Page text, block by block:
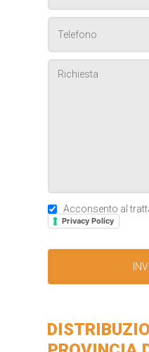
Acconsento al
Privacy Policy